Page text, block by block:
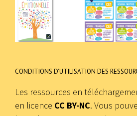
CONDITIONS D’UTILISATION DES
Les ressources en
en licence CC BY-NC. Vous